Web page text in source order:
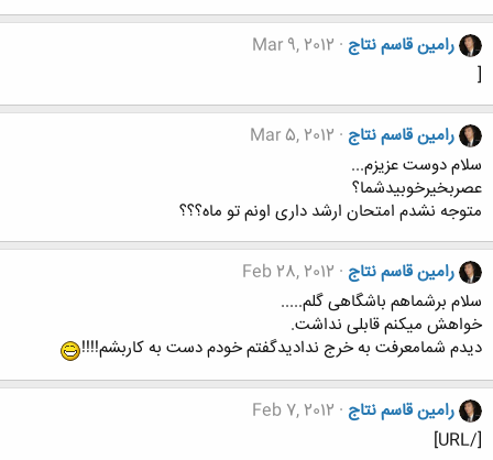
رامین قاسم نتاج Mar 9, 2012
[
رامین قاسم نتاج Mar 5, 2012
سلام دوست عزیزم...
عصربخیرخوبیدشما؟
متوجه نشدم امتحان ارشد داری اونم تو ماه؟؟؟
رامین قاسم نتاج Feb 28, 2012
سلام برشماهم باشگاهی گلم.....
خواهش میکنم قابلی نداشت.
دیدم شمامعرفت به خرج ندادیدگفتم خودم دست به کاربشم!!!!
رامین قاسم نتاج Feb 7, 2012
[/URL]